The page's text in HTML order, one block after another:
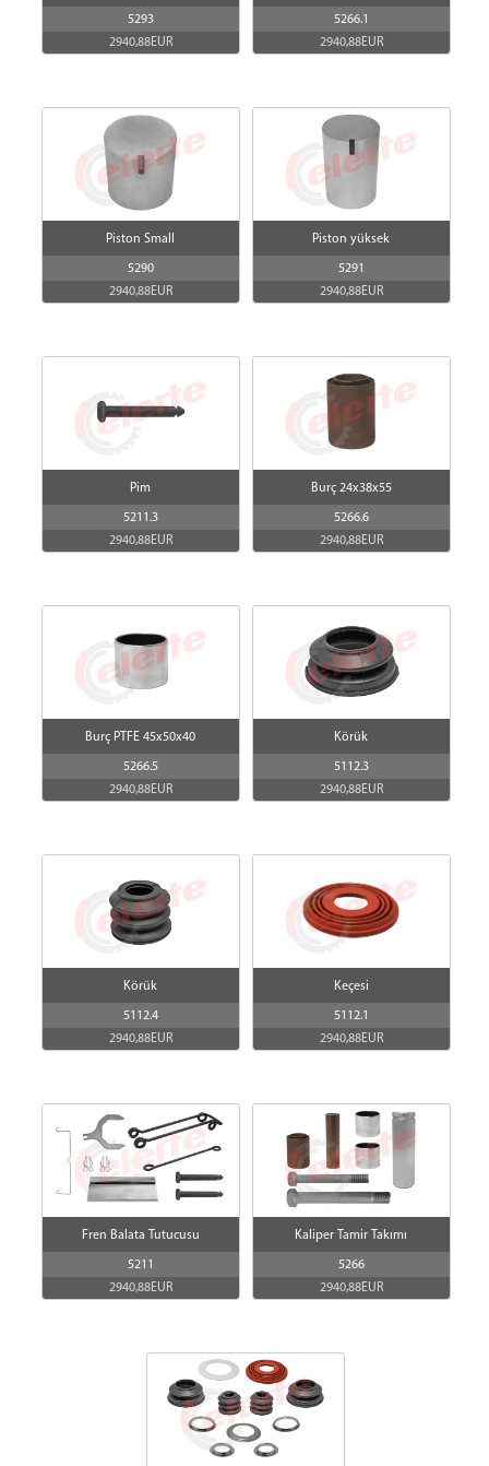
5293
2940,88EUR
5266.1
2940,88EUR
Piston Small
5290
2940,88EUR
Piston yüksek
5291
2940,88EUR
Pim
5211.3
2940,88EUR
Burç 24x38x55
5266.6
2940,88EUR
Burç PTFE 45x50x40
5266.5
2940,88EUR
Körük
5112.3
2940,88EUR
Körük
5112.4
2940,88EUR
Keçesi
5112.1
2940,88EUR
Fren Balata Tutucusu
5211
2940,88EUR
Kaliper Tamir Takımı
5266
2940,88EUR